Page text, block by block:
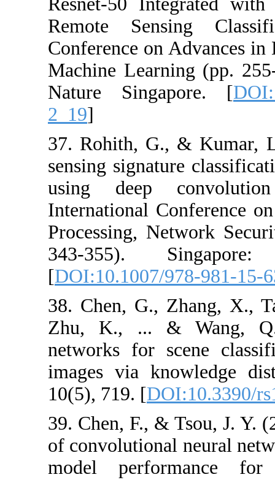
Remote
Conference on
Machine
Nature
37. Rohith,
sensing
using deep
International
Processing,
343-355).
[DOI:10.1007/
38. Chen, G.,
Zhu, K., ...
networks for
images via
10(5), 719. [
39. Chen, F.,
of
model